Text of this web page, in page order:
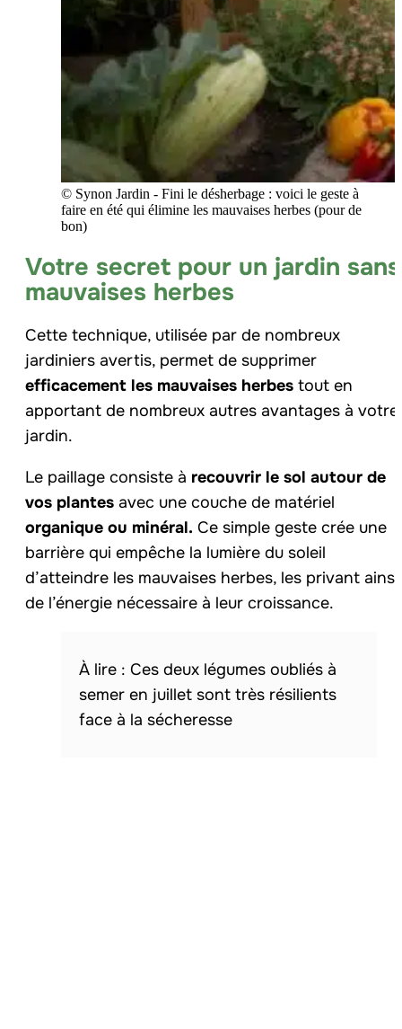
© Synon Jardin - Fini le désherbage : voici le geste à
faire en été qui élimine les mauvaises herbes (pour de
bon)
Votre secret pour un jardin sans
mauvaises herbes
Cette technique, utilisée par de nombreux
jardiniers avertis, permet de supprimer
efficacement les mauvaises herbes tout en
apportant de nombreux autres avantages à votre
jardin.
Le paillage consiste à recouvrir le sol autour de
vos plantes avec une couche de matériel
organique ou minéral. Ce simple geste crée une
barrière qui empêche la lumière du soleil
d’atteindre les mauvaises herbes, les privant ainsi
de l’énergie nécessaire à leur croissance.
Ces deux légumes oubliés à
semer en juillet sont très résilients
face à la sécheresse